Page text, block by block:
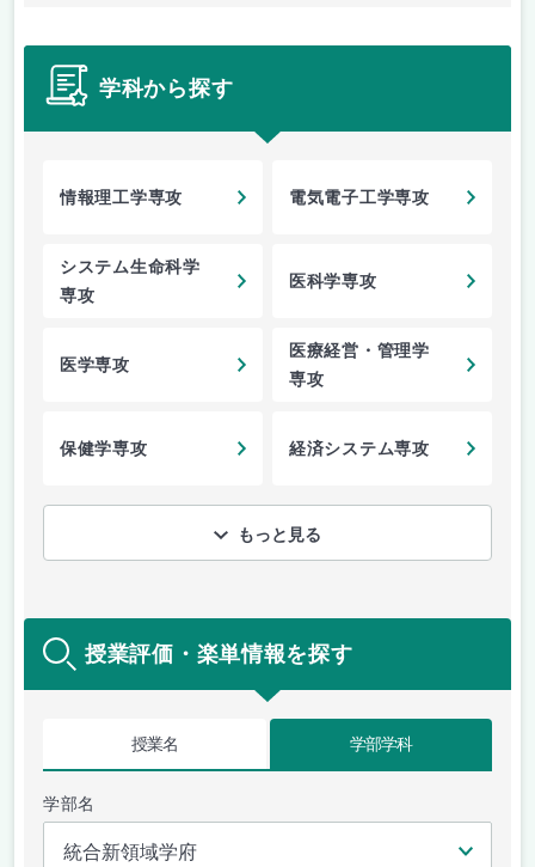
学科から探す
情報理工学専攻 電気電子工学専攻
システム生命科学
専攻
医科学専攻
医学専攻
医療経営・管理学
専攻
保健学専攻 経済システム専攻
もっと見る
授業評価・楽単情報を探す
授業名 学部学科
学部名